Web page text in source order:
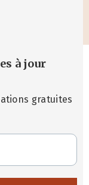
à jour
gratuites